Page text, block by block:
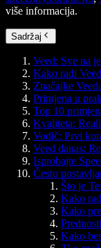
više informacija.
Sadržaj
Veed: Sve na
Kako radi
Značajke
Primjena u
Top 10
Kvaliteta:
Vodič: Prvi
Veed danas:
Isprobajte
Često
Što je
Kako
Kako
Kako